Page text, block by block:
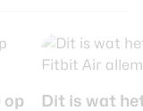
op
Dit is wat